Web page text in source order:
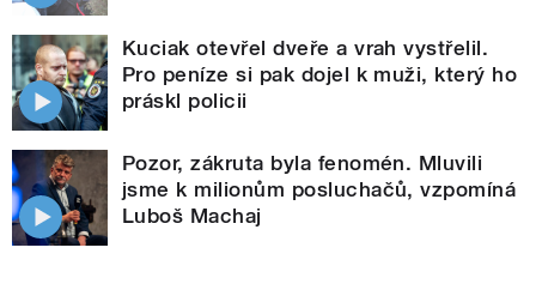
Kuciak otevřel dveře a vrah vystřelil.
Pro peníze si pak dojel k muži, který ho
práskl policii
Pozor, zákruta byla fenomén. Mluvili
jsme k milionům posluchačů, vzpomíná
Luboš Machaj